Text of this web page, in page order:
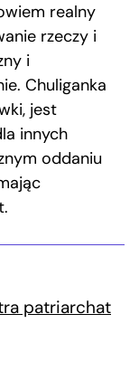
realny
rzeczy i
i
Chuliganka
jest
innych
oddaniu
patriarchat